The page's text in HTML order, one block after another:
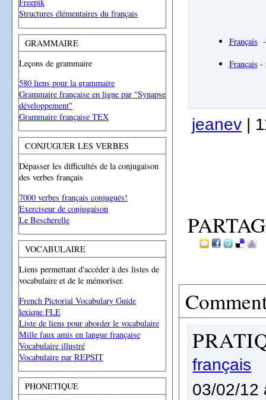
Structures élémentaires du français
GRAMMAIRE
Leçons de grammaire
580 liens pour la grammaire
Grammaire française en ligne par "Synapse
développement"
Grammaire française TEX
CONJUGUER LES VERBES
Dépasser les difficultés de la conjugaison
des verbes français
7000 verbes français conjugués!
Exerciseur de conjugaison
Le Bescherelle
VOCABULAIRE
Liens permettant d'accéder à des listes de
vocabulaire et de le mémoriser.
French Pictorial Vocabulary Guide
lexique FLE
Liste de liens pour aborder le vocabulaire
Mille faux amis en langue française
Vocabulaire illustré
Vocabulaire par REPSIT
PHONETIQUE
Français
Français -
jeanev |
français
03/02/12